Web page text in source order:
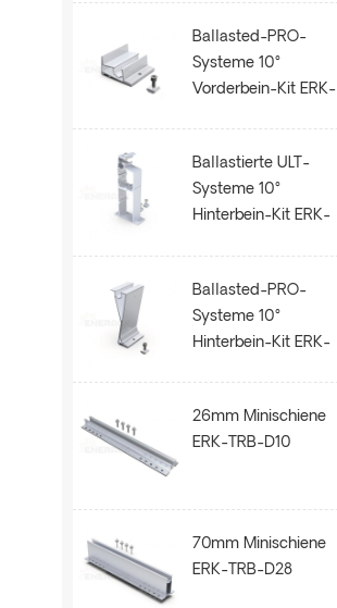
Ballasted-PRO-
Systeme 10°
Vorderbein-Kit ERK-
Ballastierte ULT-
Systeme 10°
Hinterbein-Kit ERK-
Ballasted-PRO-
Systeme 10°
Hinterbein-Kit ERK-
26mm Minischiene
ERK-TRB-D10
70mm Minischiene
ERK-TRB-D28